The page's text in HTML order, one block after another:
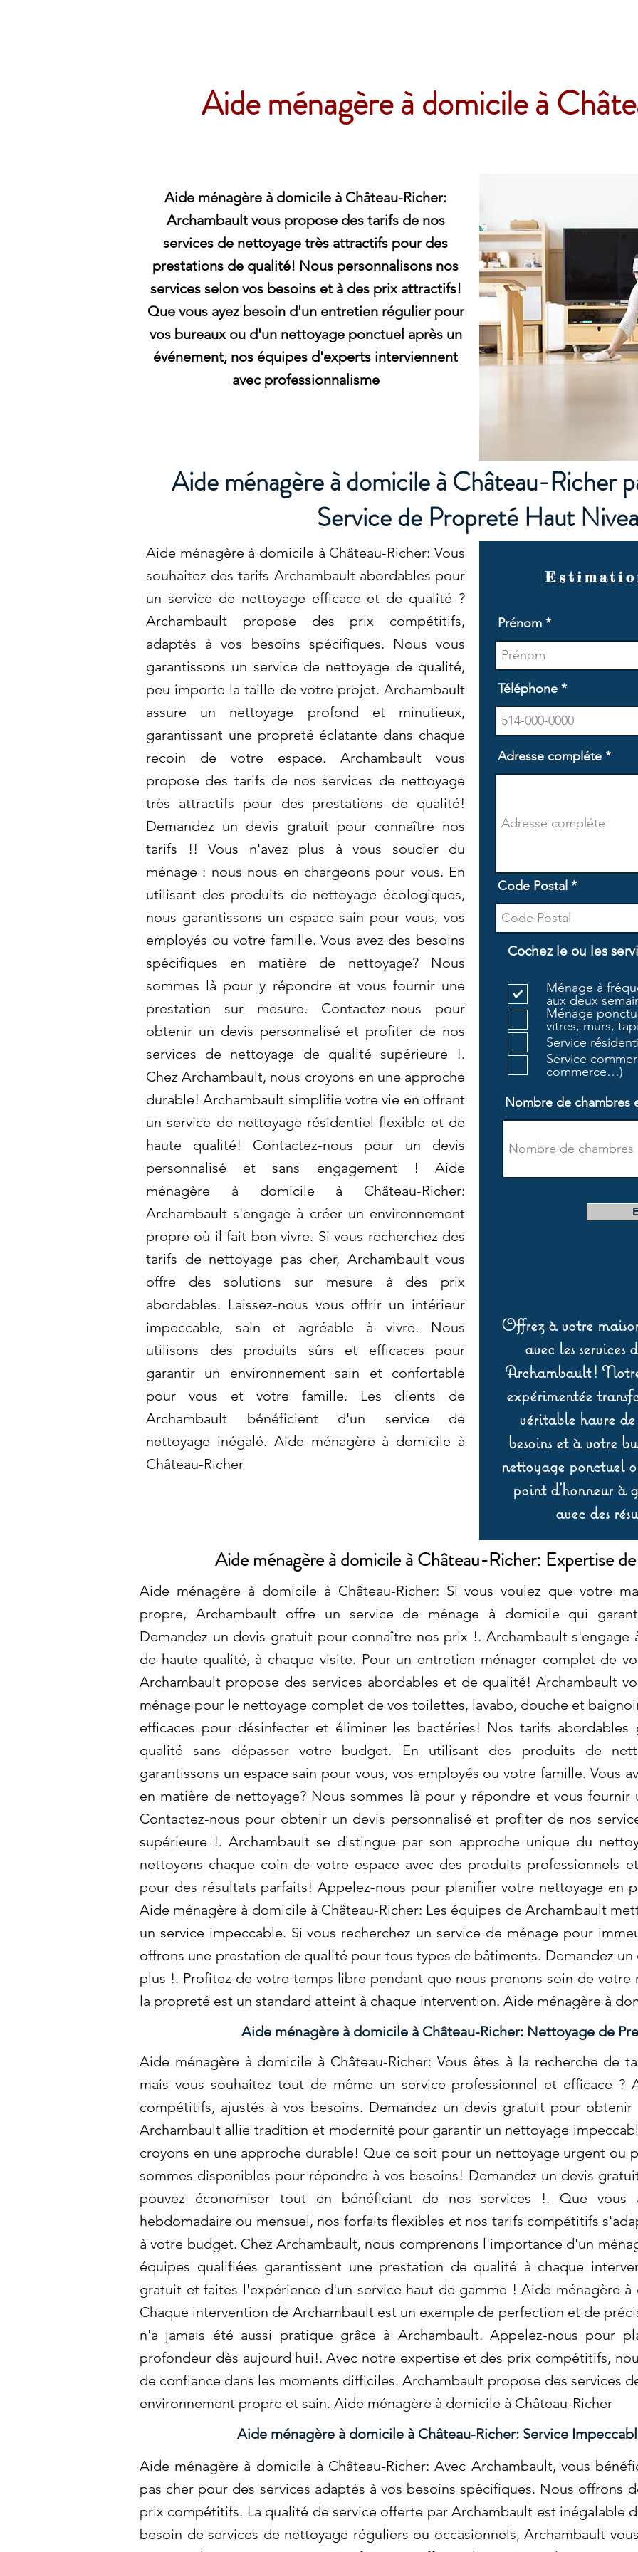
Aide ménagère à domicile à
Aide ménagère à domicile à Château-Richer:
Archambault vous propose des tarifs de nos
services de nettoyage très attractifs pour des
prestations de qualité! Nous personnalisons nos
services selon vos besoins et à des prix attractifs!
Que vous ayez besoin d'un entretien régulier pour
vos bureaux ou d'un nettoyage ponctuel après un
événement, nos équipes d'experts interviennent
avec professionnalisme
Aide ménagère à domicile à Château-Richer
Service de Propreté Haut
Aide ménagère à domicile à Château-Richer: Vous
souhaitez des tarifs Archambault abordables pour
un service de nettoyage efficace et de qualité ?
Archambault propose des prix compétitifs,
adaptés à vos besoins spécifiques. Nous vous
garantissons un service de nettoyage de qualité,
peu importe la taille de votre projet. Archambault
assure un nettoyage profond et minutieux,
garantissant une propreté éclatante dans chaque
recoin de votre espace. Archambault vous
propose des tarifs de nos services de nettoyage
très attractifs pour des prestations de qualité!
Demandez un devis gratuit pour connaître nos
tarifs !! Vous n'avez plus à vous soucier du
ménage : nous nous en chargeons pour vous. En
utilisant des produits de nettoyage écologiques,
nous garantissons un espace sain pour vous, vos
employés ou votre famille. Vous avez des besoins
spécifiques en matière de nettoyage? Nous
sommes là pour y répondre et vous fournir une
prestation sur mesure. Contactez-nous pour
obtenir un devis personnalisé et profiter de nos
services de nettoyage de qualité supérieure !.
Chez Archambault, nous croyons en une approche
durable! Archambault simplifie votre vie en offrant
un service de nettoyage résidentiel flexible et de
haute qualité! Contactez-nous pour un devis
personnalisé et sans engagement ! Aide
ménagère à domicile à Château-Richer:
Archambault s'engage à créer un environnement
propre où il fait bon vivre. Si vous recherchez des
tarifs de nettoyage pas cher, Archambault vous
offre des solutions sur mesure à des prix
abordables. Laissez-nous vous offrir un intérieur
impeccable, sain et agréable à vivre. Nous
utilisons des produits sûrs et efficaces pour
garantir un environnement sain et confortable
pour vous et votre famille. Les clients de
Archambault bénéficient d'un service de
nettoyage inégalé. Aide ménagère à domicile à
Château-Richer
Prénom
Téléphone
Adresse compléte
Code Postal
Cochez le ou les
Ménage à
aux deux
Ménage
vitres, murs,
Service
Service
commerce…)
Nombre de chambres
Offrez à votre
avec les services
Archambault !
expérimentée
véritable havre
besoins et à votre
nettoyage ponctuel
point d’honneur à
avec des
Aide ménagère à domicile à Château-Richer: Expertise
Aide ménagère à domicile à Château-Richer: Si vous voulez que votre
propre, Archambault offre un service de ménage à domicile qui
Demandez un devis gratuit pour connaître nos prix !. Archambault s'engage
de haute qualité, à chaque visite. Pour un entretien ménager complet de
Archambault propose des services abordables et de qualité! Archambault
ménage pour le nettoyage complet de vos toilettes, lavabo, douche et
efficaces pour désinfecter et éliminer les bactéries! Nos tarifs abordables
qualité sans dépasser votre budget. En utilisant des produits de
garantissons un espace sain pour vous, vos employés ou votre famille. Vous
en matière de nettoyage? Nous sommes là pour y répondre et vous fournir
Contactez-nous pour obtenir un devis personnalisé et profiter de nos
supérieure !. Archambault se distingue par son approche unique du
nettoyons chaque coin de votre espace avec des produits professionnels
pour des résultats parfaits! Appelez-nous pour planifier votre nettoyage en
Aide ménagère à domicile à Château-Richer: Les équipes de Archambault
un service impeccable. Si vous recherchez un service de ménage pour
offrons une prestation de qualité pour tous types de bâtiments. Demandez
plus !. Profitez de votre temps libre pendant que nous prenons soin de votre
la propreté est un standard atteint à chaque intervention. Aide ménagère à
Aide ménagère à domicile à Château-Richer: Nettoyage de
Aide ménagère à domicile à Château-Richer: Vous êtes à la recherche de
mais vous souhaitez tout de même un service professionnel et efficace ?
compétitifs, ajustés à vos besoins. Demandez un devis gratuit pour
Archambault allie tradition et modernité pour garantir un nettoyage
croyons en une approche durable! Que ce soit pour un nettoyage urgent ou
sommes disponibles pour répondre à vos besoins! Demandez un devis
pouvez économiser tout en bénéficiant de nos services !. Que vous
hebdomadaire ou mensuel, nos forfaits flexibles et nos tarifs compétitifs
à votre budget. Chez Archambault, nous comprenons l'importance d'un
équipes qualifiées garantissent une prestation de qualité à chaque
gratuit et faites l'expérience d'un service haut de gamme ! Aide ménagère à
Chaque intervention de Archambault est un exemple de perfection et de
n'a jamais été aussi pratique grâce à Archambault. Appelez-nous pour
profondeur dès aujourd'hui!. Avec notre expertise et des prix compétitifs,
de confiance dans les moments difficiles. Archambault propose des services
environnement propre et sain. Aide ménagère à domicile à Château-Richer
Aide ménagère à domicile à Château-Richer: Service
Aide ménagère à domicile à Château-Richer: Avec Archambault, vous
pas cher pour des services adaptés à vos besoins spécifiques. Nous offrons
prix compétitifs. La qualité de service offerte par Archambault est inégalable
besoin de services de nettoyage réguliers ou occasionnels, Archambault